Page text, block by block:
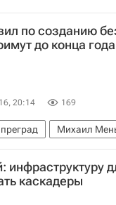
по созданию
до конца года
20:14 169
Михаил
инфраструктуру
каскадеры